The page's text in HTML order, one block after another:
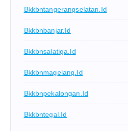
Bkkbntangerangselatan.id
Bkkbnbanjar.id
Bkkbnsalatiga.id
Bkkbnmagelang.id
Bkkbnpekalongan.id
Bkkbntegal.id